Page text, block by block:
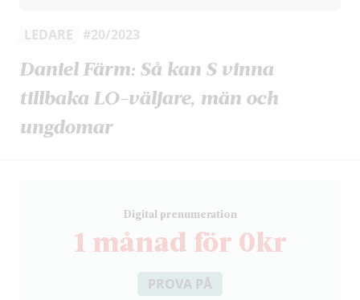
LEDARE #20/2023
Daniel Färm: Så kan S vinna
tillbaka LO-väljare, män och
ungdomar
Digital prenumeration
1 månad för 0kr
PROVA PÅ